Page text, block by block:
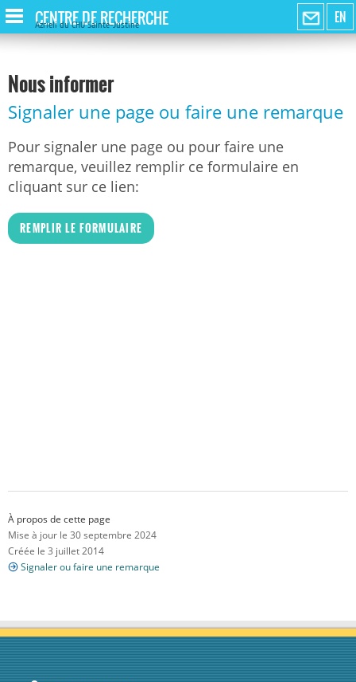
EN
CENTRE DE RECHERCHE
Azrieli du CHU Sainte-Justine
Nous informer
Signaler une page ou faire une remarque
Pour signaler une page ou pour faire une
remarque, veuillez remplir ce formulaire en
cliquant sur ce lien:
REMPLIR LE FORMULAIRE
À propos de cette page
Mise à jour le 30 septembre 2024
Créée le 3 juillet 2014
Signaler ou faire une remarque